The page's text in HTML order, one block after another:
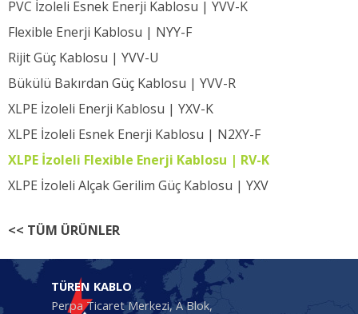
PVC İzoleli Esnek Enerji Kablosu | YVV-K
Flexible Enerji Kablosu | NYY-F
Rijit Güç Kablosu | YVV-U
Bükülü Bakırdan Güç Kablosu | YVV-R
XLPE İzoleli Enerji Kablosu | YXV-K
XLPE İzoleli Esnek Enerji Kablosu | N2XY-F
XLPE İzoleli Flexible Enerji Kablosu | RV-K
XLPE İzoleli Alçak Gerilim Güç Kablosu | YXV
<< TÜM ÜRÜNLER
TÜREN KABLO
Perpa Ticaret Merkezi, A Blok,